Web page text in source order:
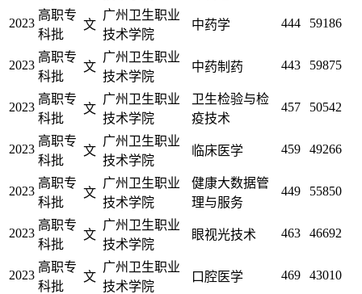
2023
高职专
科批
文
广州卫生职业
技术学院
中药学 444 59186
2023
高职专
科批
文
广州卫生职业
技术学院
中药制药 443 59875
2023
高职专
科批
文
广州卫生职业
技术学院
卫生检验与检
疫技术
457 50542
2023
高职专
科批
文
广州卫生职业
技术学院
临床医学 459 49266
2023
高职专
科批
文
广州卫生职业
技术学院
健康大数据管
理与服务
449 55850
2023
高职专
科批
文
广州卫生职业
技术学院
眼视光技术 463 46692
2023
高职专
科批
文
广州卫生职业
技术学院
口腔医学 469 43010